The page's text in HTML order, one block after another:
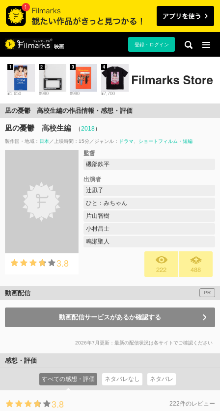
映画 登録・ログイン
¥1,650
1
¥990
2
¥990
3
¥7,700
4
凪の憂鬱 高校生編の作品情報・感想・評価
凪の憂鬱 高校生編 （2018）
製作国・地域： 日本 上映時間：15分 ジャンル： ドラマ ショートフィルム・短編
3.8
監督
磯部鉄平
出演者
辻凪子
ひと：みちゃん
片山智樹
小村昌士
鳴瀬聖人
222 488
動画配信 PR
動画配信サービスがあるか確認する
2026年7月更新：最新の配信状況は各サイトでご確認ください
感想・評価
すべての感想・評価 ネタバレなし ネタバレ
3.8 222件のレビュー